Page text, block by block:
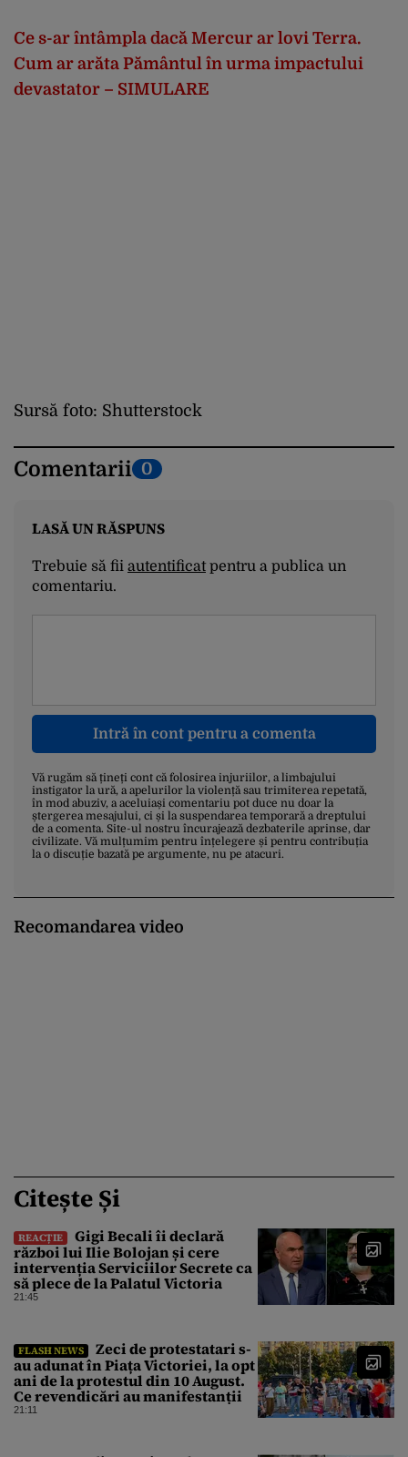
Ce s-ar întâmpla dacă Mercur ar lovi Terra.
Cum ar arăta Pământul în urma impactului
devastator – SIMULARE
Sursă foto: Shutterstock
Comentarii 0
LASĂ UN RĂSPUNS
Trebuie să fii autentificatpentru a publica un
comentariu.
Intră în cont pentru a comenta
Vă rugăm să țineți cont că folosirea injuriilor, a limbajului
instigator la ură, a apelurilor la violență sau trimiterea repetată,
în mod abuziv, a aceluiași comentariu pot duce nu doar la
ștergerea mesajului, ci și la suspendarea temporară a dreptului
de a comenta. Site-ul nostru încurajează dezbaterile aprinse, dar
civilizate. Vă mulțumim pentru înțelegere și pentru contribuția
la o discuție bazată pe argumente, nu pe atacuri.
Recomandarea video
Citește Și
REACȚIE
Gigi Becali îi declară
război lui Ilie Bolojan și cere
intervenția Serviciilor Secrete ca
să plece de la Palatul Victoria
21:45
FLASH NEWS
Zeci de protestatari s-
au adunat în Piața Victoriei, la opt
ani de la protestul din 10 August.
Ce revendicări au manifestanții
21:11